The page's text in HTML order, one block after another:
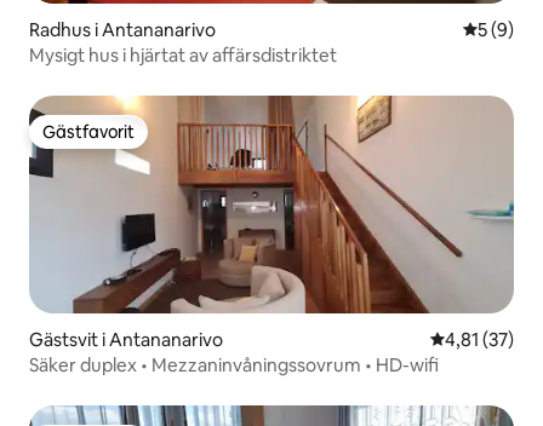
Radhus i Antananarivo 5 av 5 i
5 (9)
Mysigt hus i hjärtat av affärsdistriktet
Gästfavorit
Gästfavorit
Gästsvit i Antananarivo 4,81 av 5 i
4,81 (37)
Säker duplex • Mezzaninvåningssovrum • HD-wifi